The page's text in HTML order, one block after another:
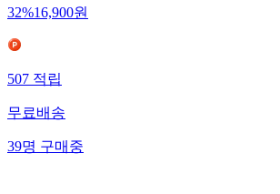
32%16,900원
507 적립
무료배송
39명 구매중